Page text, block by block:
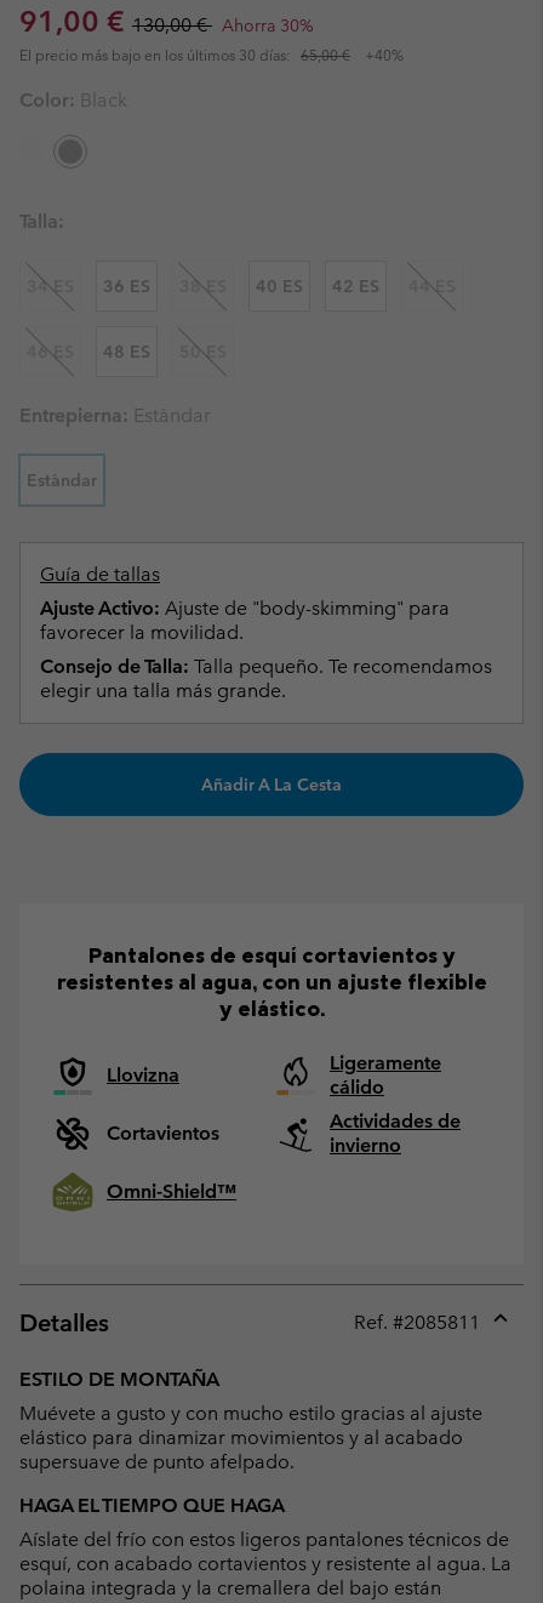
Sale price:
91,00 € Regular price:
130,00 € Ahorra 30%
El precio más bajo en los últimos 30 días: 65,00 € +40%
Color: Black
Talla:
34 ES 36 ES 38 ES 40 ES 42 ES 44 ES
46 ES 48 ES 50 ES
Entrepierna: Estàndar
Estàndar
Guía de tallas
Ajuste Activo: Ajuste de "body-skimming" para
favorecer la movilidad.
Consejo de Talla: Talla pequeño. Te recomendamos
elegir una talla más grande.
Añadir A La Cesta
Pantalones de esquí cortavientos y
resistentes al agua, con un ajuste flexible
y elástico.
Llovizna
Ligeramente
cálido
Cortavientos
Actividades de
invierno
Omni-Shield™
Detalles Ref. #2085811
ESTILO DE MONTAÑA
Muévete a gusto y con mucho estilo gracias al ajuste
elástico para dinamizar movimientos y al acabado
supersuave de punto afelpado.
HAGA EL TIEMPO QUE HAGA
Aíslate del frío con estos ligeros pantalones técnicos de
esquí, con acabado cortavientos y resistente al agua. La
polaina integrada y la cremallera del bajo están